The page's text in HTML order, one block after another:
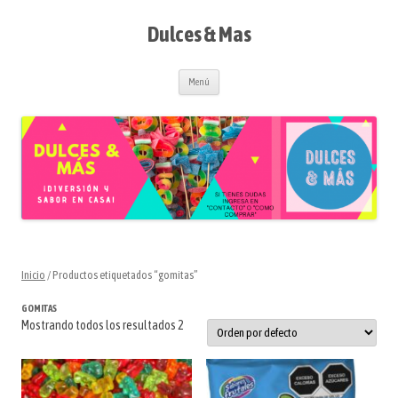
Dulces & Mas
Menú
Inicio / Productos etiquetados “gomitas”
GOMITAS
Mostrando todos los resultados 2